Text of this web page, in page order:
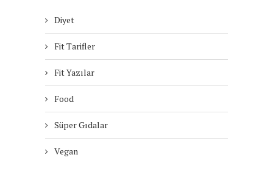
Diyet
Fit Tarifler
Fit Yazılar
Food
Süper Gıdalar
Vegan